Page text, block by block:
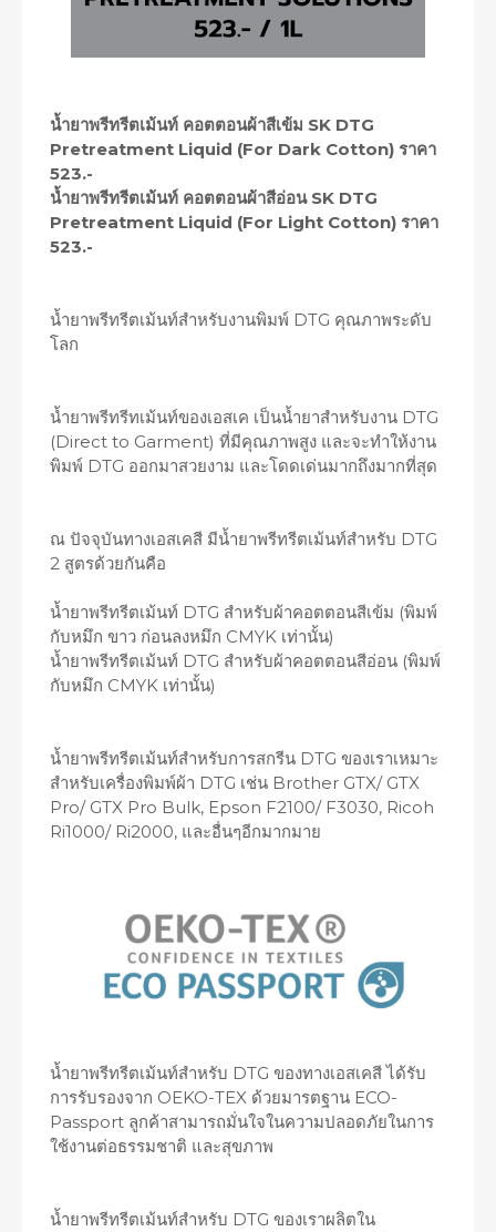
น้ำยาพรีทรีตเม้นท์ คอตตอนผ้าสีเข้ม SK DTG
Pretreatment Liquid (For Dark Cotton) ราคา
523.-
น้ำยาพรีทรีตเม้นท์ คอตตอนผ้าสีอ่อน SK DTG
Pretreatment Liquid (For Light Cotton) ราคา
523.-
น้ำยาพรีทรีตเม้นท์สำหรับงานพิมพ์ DTG คุณภาพระดับ
โลก
น้ำยาพรีทรีทเม้นท์ของเอสเค เป็นน้ำยาสำหรับงาน DTG
(Direct to Garment) ที่มีคุณภาพสูง และจะทำให้งาน
พิมพ์ DTG ออกมาสวยงาม และโดดเด่นมากถึงมากที่สุด
ณ ปัจจุบันทางเอสเคสี มีน้ำยาพรีทรีตเม้นท์สำหรับ DTG
2 สูตรด้วยกันคือ
น้ำยาพรีทรีตเม้นท์ DTG สำหรับผ้าคอตตอนสีเข้ม (พิมพ์
กับหมึก ขาว ก่อนลงหมึก CMYK เท่านั้น)
น้ำยาพรีทรีตเม้นท์ DTG สำหรับผ้าคอตตอนสีอ่อน (พิมพ์
กับหมึก CMYK เท่านั้น)
น้ำยาพรีทรีตเม้นท์สำหรับการสกรีน DTG ของเราเหมาะ
สำหรับเครื่องพิมพ์ผ้า DTG เช่น Brother GTX/ GTX
Pro/ GTX Pro Bulk, Epson F2100/ F3030, Ricoh
Ri1000/ Ri2000, และอื่นๆอีกมากมาย
น้ำยาพรีทรีตเม้นท์สำหรับ DTG ของทางเอสเคสี ได้รับ
การรับรองจาก OEKO-TEX ด้วยมารตฐาน ECO-
Passport ลูกค้าสามารถมั่นใจในความปลอดภัยในการ
ใช้งานต่อธรรมชาติ และสุขภาพ
น้ำยาพรีทรีตเม้นท์สำหรับ DTG ของเราผลิตใน